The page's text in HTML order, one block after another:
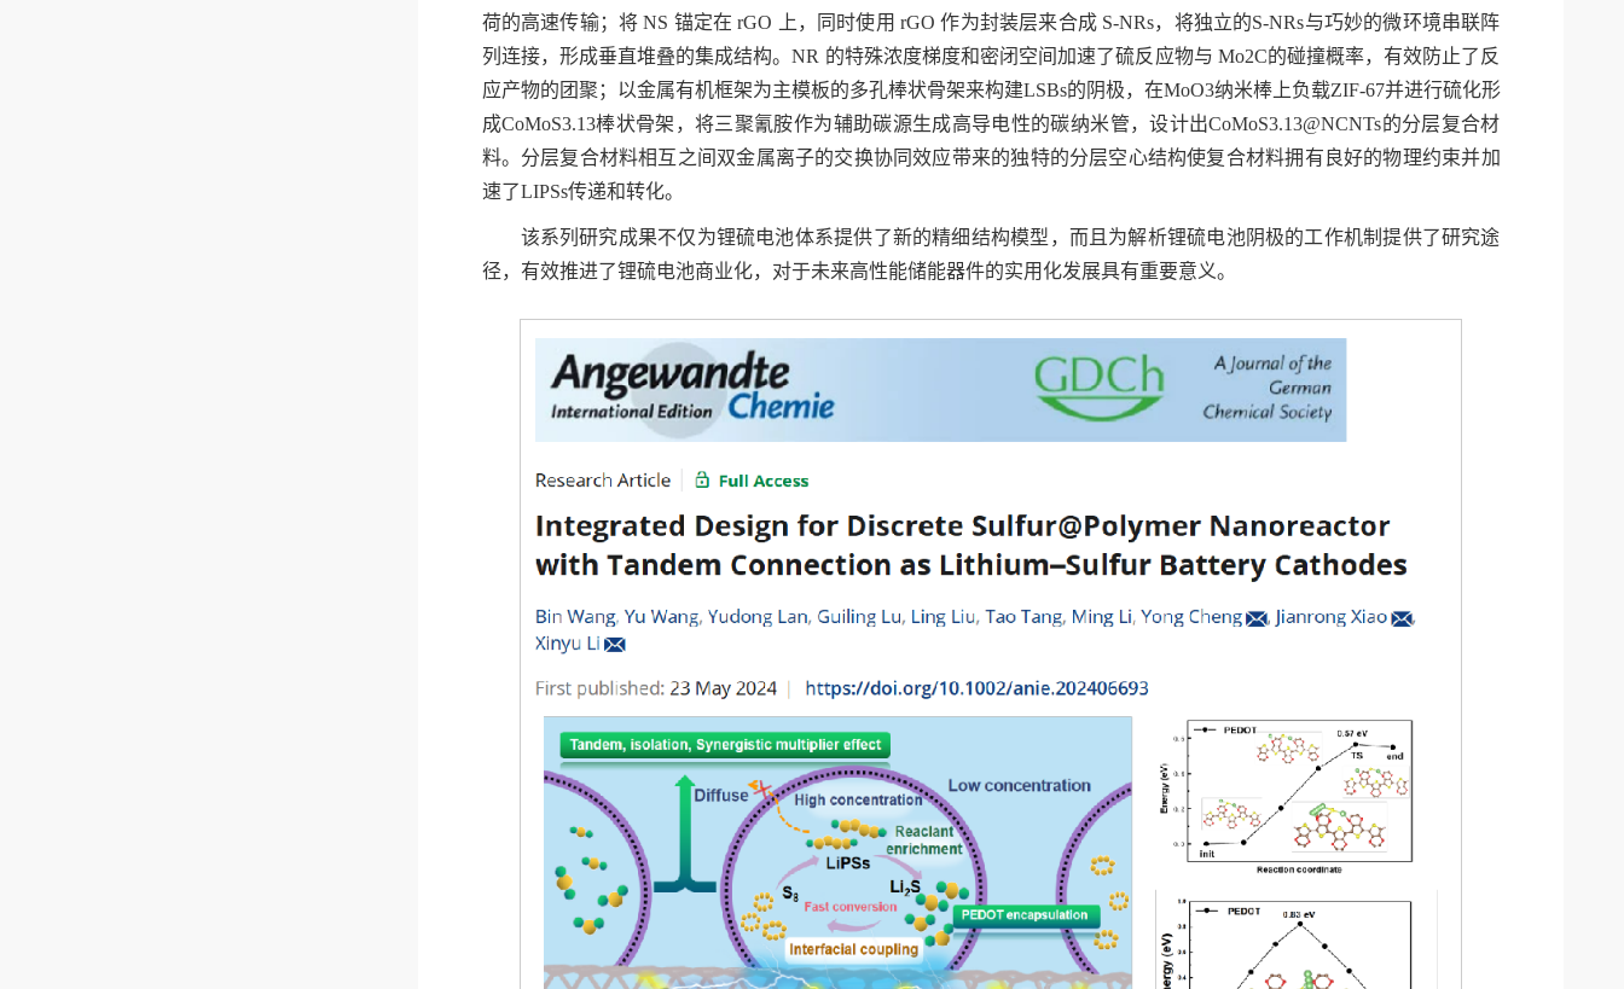
荷的高速传输；将 NS 锚定在 rGO 上，同时使用 rGO 作为封装层来合成 S-NRs，将独立的S-NRs与巧妙的微环境串联阵
列连接，形成垂直堆叠的集成结构。NR 的特殊浓度梯度和密闭空间加速了硫反应物与 Mo2C的碰撞概率，有效防止了反
应产物的团聚；以金属有机框架为主模板的多孔棒状骨架来构建LSBs的阴极，在MoO3纳米棒上负载ZIF-67并进行硫化形
成CoMoS3.13棒状骨架，将三聚氰胺作为辅助碳源生成高导电性的碳纳米管，设计出CoMoS3.13@NCNTs的分层复合材
料。分层复合材料相互之间双金属离子的交换协同效应带来的独特的分层空心结构使复合材料拥有良好的物理约束并加
速了LIPSs传递和转化。
该系列研究成果不仅为锂硫电池体系提供了新的精细结构模型，而且为解析锂硫电池阴极的工作机制提供了研究途
径，有效推进了锂硫电池商业化，对于未来高性能储能器件的实用化发展具有重要意义。